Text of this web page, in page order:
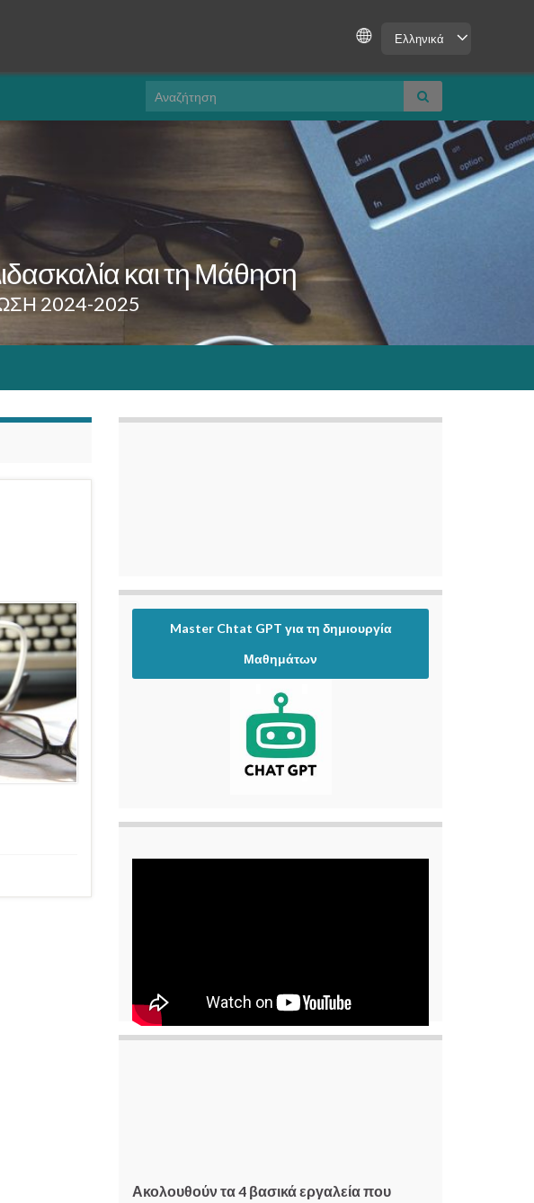
Ελληνικά
Search for:
και τη Μάθηση
2024-2025
Master Chtat GPT για τη δημιουργία
Μαθημάτων
Ακολουθούν τα 4 βασικά εργαλεία που